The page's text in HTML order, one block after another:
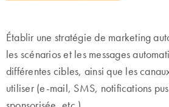
Établir une stratégie de marketing
les scénarios et les messages
différentes cibles, ainsi que les
utiliser (e-mail, SMS, notifications